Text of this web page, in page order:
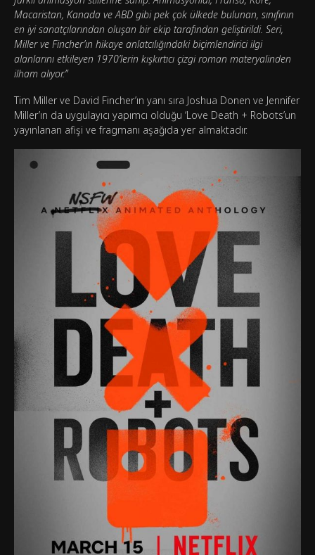
Macaristan, Kanada ve ABD gibi pek çok ülkede bulunan, sınıfının
en iyi sanatçılarından oluşan bir ekip tarafından geliştirildi. Seri,
Miller ve Fincher’ın hikaye anlatcılığındaki biçimlendirici ilgi
alanlarını etkileyen 1970’lerin kışkırtıcı çizgi roman materyalinden
ilham alıyor.”
Tim Miller ve David Fincher’ın yanı sıra Joshua Donen ve Jennifer
Miller’ın da uygulayıcı yapımcı olduğu ‘Love Death + Robots’un
yayınlanan afişi ve fragmanı aşağıda yer almaktadır.